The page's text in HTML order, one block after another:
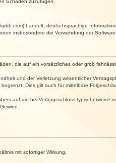
Schaden zuzufügen.
handelt; deutschsprachige
insbesondere die Verwendung der
die auf ein vorsätzliches oder grob
und der Verletzung wesentlicher
Dies gilt auch für mittelbare
auf die bei Vertragsschluss typischerweise
mit sofortiger Wirkung.